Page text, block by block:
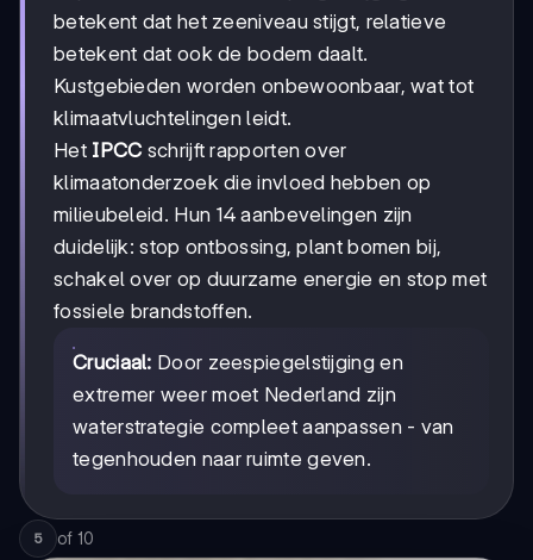
betekent dat het zeeniveau stijgt, relatieve
betekent dat ook de bodem daalt.
Kustgebieden worden onbewoonbaar, wat tot
klimaatvluchtelingen leidt.
Het IPCC schrijft rapporten over
klimaatonderzoek die invloed hebben op
milieubeleid. Hun 14 aanbevelingen zijn
duidelijk: stop ontbossing, plant bomen bij,
schakel over op duurzame energie en stop met
fossiele brandstoffen.
Cruciaal: Door zeespiegelstijging en
extremer weer moet Nederland zijn
waterstrategie compleet aanpassen - van
tegenhouden naar ruimte geven.
5 of 10